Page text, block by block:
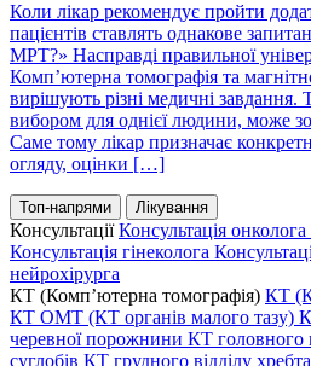
Коли лікар рекомендує пройти
пацієнтів ставлять однакове
МРТ?» Насправді правильної
Комп’ютерна томографія та
вирішують різні медичні
вибором для однієї людини, може
Саме тому лікар призначає
огляду, оцінки […]
Топ-напрями Лікування
КонсультаціїКонсультація онколога
Консультація гінеколога
нейрохірурга
КТ (Комп’ютерна томографія) КТ
КТ ОМТ (КТ органів малого тазу)
черевної порожнини КТ головного
суглобів КТ грудного відділу хребта